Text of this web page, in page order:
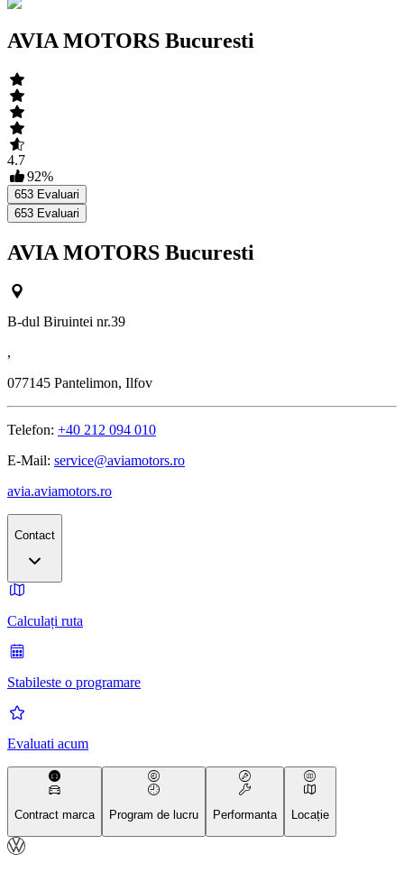
AVIA MOTORS Bucuresti
4.7
92%
653 Evaluari
653 Evaluari
AVIA MOTORS Bucuresti
B-dul Biruintei nr.39
,
077145 Pantelimon, Ilfov
Telefon: +40 212 094 010
E-Mail: service@aviamotors.ro
avia.aviamotors.ro
Contact
Calculați ruta
Stabileste o programare
Evaluati acum
Contract marca Program de lucru Performanta Locație